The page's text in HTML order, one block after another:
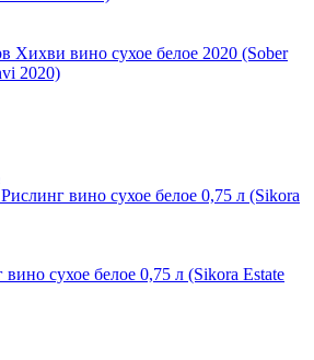
Хихви вино сухое белое 2020 (Sober
2020)
сухое белое 0,75 л (Sikora Estate